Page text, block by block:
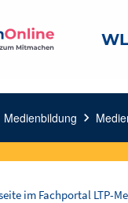
Medienbildung chevron_right
im Fachportal LTP-